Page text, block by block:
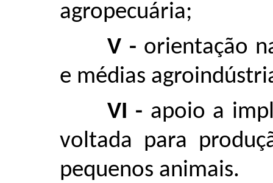
agropecuária;
V - orientação
e médias
VI - apoio a
voltada para
pequenos animais.